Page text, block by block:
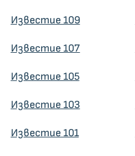
Известие 109
Известие 107
Известие 105
Известие 103
Известие 101